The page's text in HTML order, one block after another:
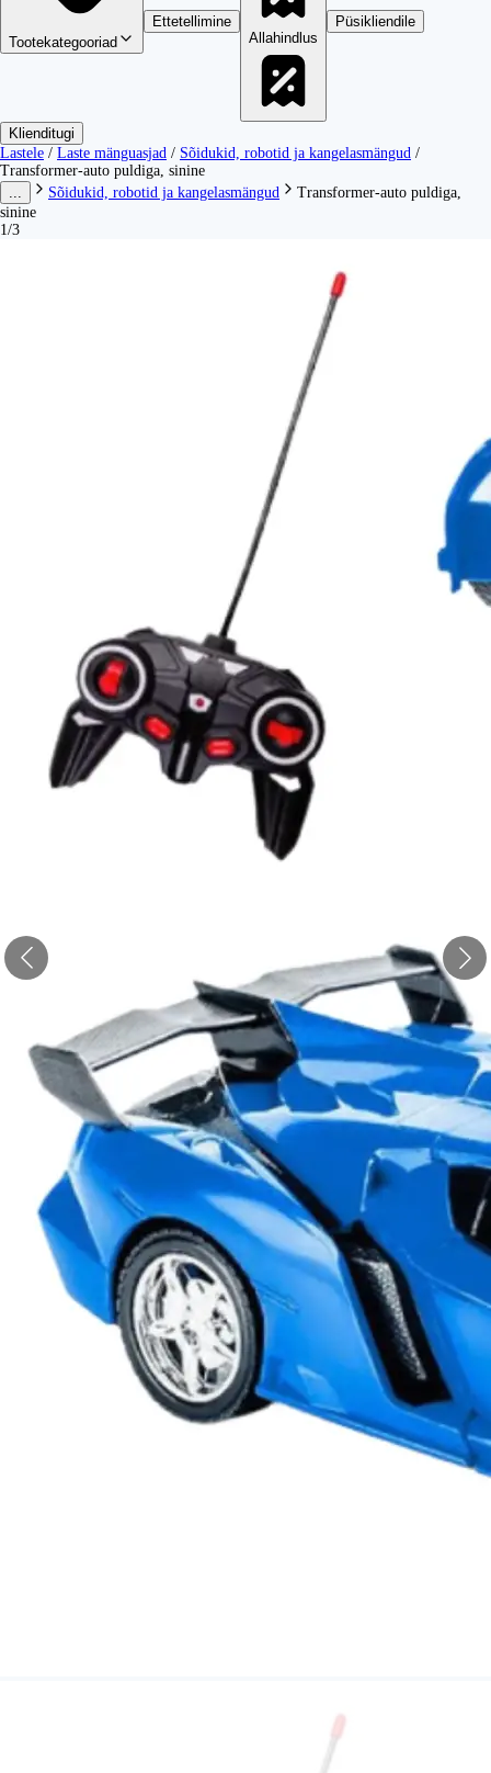
Tootekategooriad
Ettetellimine
Allahindlus
Püsikliendile
Klienditugi
Lastele / Laste mänguasjad / Sõidukid, robotid ja kangelasmängud /
Transformer-auto puldiga, sinine
Sõidukid, robotid ja kangelasmängud
Transformer-auto puldiga,
sinine
1/3